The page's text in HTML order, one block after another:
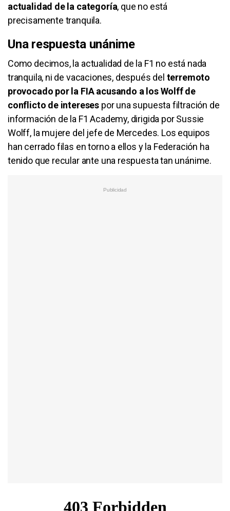
actualidad de la categoría, que no está
precisamente tranquila.
Una respuesta unánime
Como decimos, la actualidad de la F1 no está nada
tranquila, ni de vacaciones, después del terremoto
provocado por la FIA acusando a los Wolff de
conflicto de intereses por una supuesta filtración de
información de la F1 Academy, dirigida por Sussie
Wolff, la mujere del jefe de Mercedes. Los equipos
han cerrado filas en torno a ellos y la Federación ha
tenido que recular ante una respuesta tan unánime.